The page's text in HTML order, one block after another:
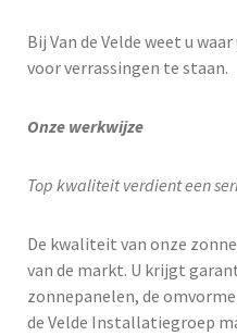
Bij Van de Velde weet u
voor verrassingen te staan.
Onze werkwijze
Top kwaliteit verdient een
De kwaliteit van onze
van de markt. U krijgt
zonnepanelen, de
de Velde Installatiegroep